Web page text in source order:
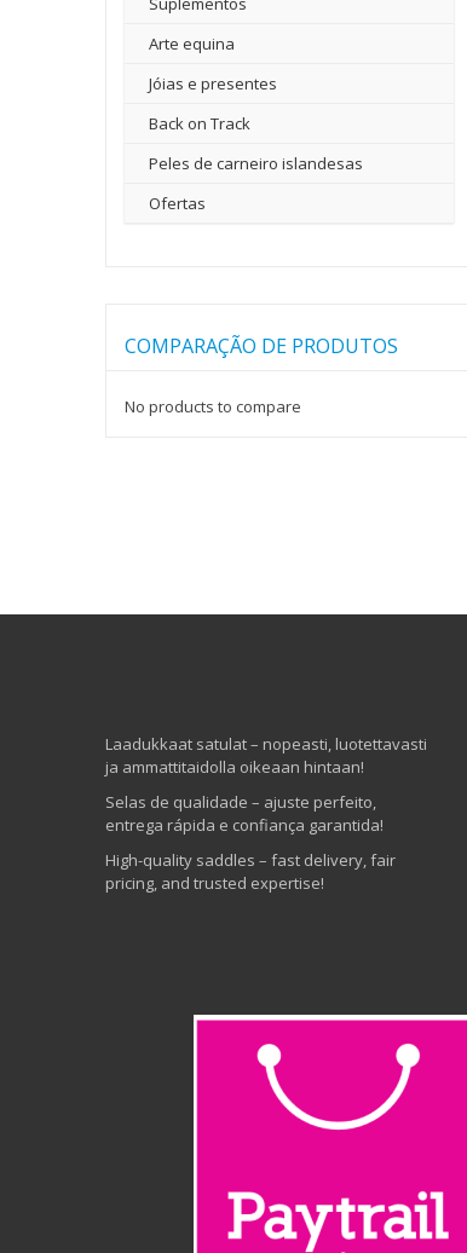
Arte equina
Jóias e presentes
Back on Track
Peles de carneiro islandesas
Ofertas
COMPARAÇÃO DE PRODUTOS
No products to compare
Laadukkaat satulat – nopeasti, luotettavasti
ja ammattitaidolla oikeaan hintaan!
Selas de qualidade – ajuste perfeito,
entrega rápida e confiança garantida!
High-quality saddles – fast delivery, fair
pricing, and trusted expertise!